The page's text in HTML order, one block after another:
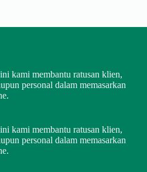
kami membantu ratusan klien,
personal dalam memasarkan
kami membantu ratusan klien,
personal dalam memasarkan